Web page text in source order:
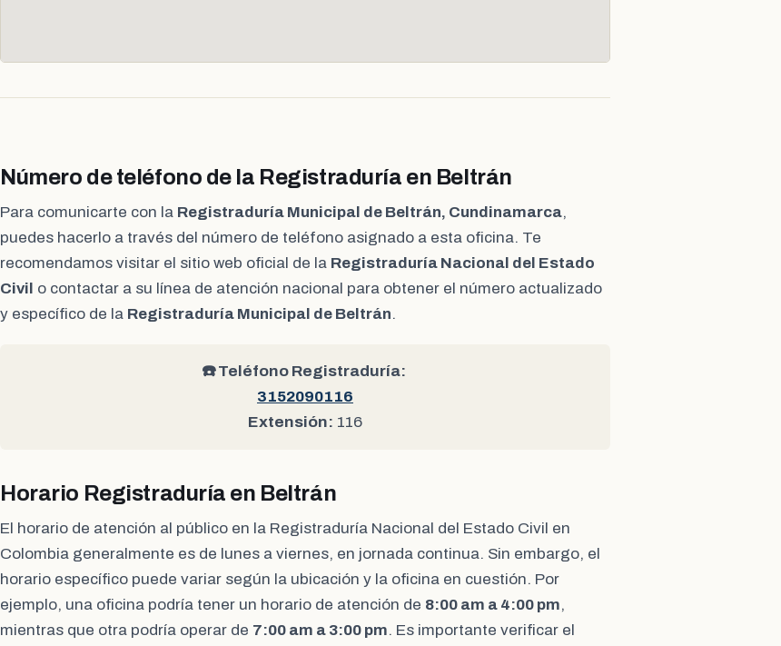
Número de teléfono de la Registraduría en Beltrán
Para comunicarte con la Registraduría Municipal de Beltrán, Cundinamarca,
puedes hacerlo a través del número de teléfono asignado a esta oficina. Te
recomendamos visitar el sitio web oficial de la Registraduría Nacional del Estado
Civil o contactar a su línea de atención nacional para obtener el número actualizado
y específico de la Registraduría Municipal de Beltrán.
☎️ Teléfono Registraduría:
3152090116
Extensión: 116
Horario Registraduría en Beltrán
El horario de atención al público en la Registraduría Nacional del Estado Civil en
Colombia generalmente es de lunes a viernes, en jornada continua. Sin embargo, el
horario específico puede variar según la ubicación y la oficina en cuestión. Por
ejemplo, una oficina podría tener un horario de atención de 8:00 am a 4:00 pm,
mientras que otra podría operar de 7:00 am a 3:00 pm. Es importante verificar el